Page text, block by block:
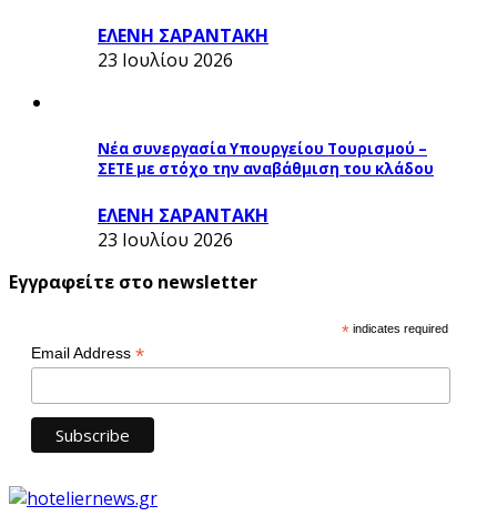
ΕΛΕΝΗ ΣΑΡΑΝΤΑΚΗ
23 Ιουλίου 2026
Νέα συνεργασία Υπουργείου Τουρισμού –
ΣΕΤΕ με στόχο την αναβάθμιση του κλάδου
ΕΛΕΝΗ ΣΑΡΑΝΤΑΚΗ
23 Ιουλίου 2026
Εγγραφείτε στο newsletter
* indicates required
Email Address *